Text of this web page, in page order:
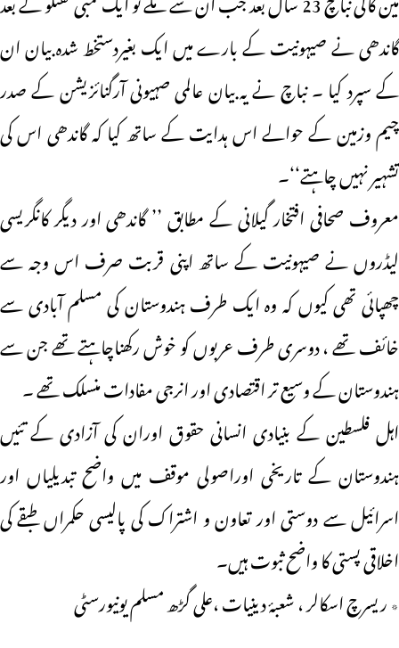
گاندھی نے صیہونیت کے بارے میں ایک بغیردستخط شدہ بیان ان
کے سپرد کیا ۔ نباچ نے یہ بیان عالمی صہیونی آرگنائزیشن کے صدر
چیم وزمین کے حوالے اس ہدایت کے ساتھ کیا کہ گاندھی اس کی
تشہیر نہیں چاہتے‘‘۔
معروف صحافی افتخار گیلانی کے مطابق ’’ گاندھی اور دیگر کانگریسی
لیڈروں نے صیہونیت کے ساتھ اپنی قربت صرف اس وجہ سے
چھپائی تھی کیوں کہ وہ ایک طرف ہندوستان کی مسلم آبادی سے
خائف تھے ، دوسری طرف عربوں کو خوش رکھناچاہتے تھے جن سے
ہندوستان کے وسیع تر اقتصادی اور انرجی مفادات منسلک تھے ۔
اہل فلسطین کے بنیادی انسانی حقوق اوران کی آزادی کے تئیں
ہندوستان کے تاریخی اوراصولی موقف میں واضح تبدیلیاں اور
اسرائیل سے دوستی اور تعاون و اشتراک کی پالیسی حکمراں طبقے کی
اخلاقی پستی کا واضح ثبوت ہیں۔
٭ ریسرچ اسکالر ، شعبۂ دینیات ،علی گڑھ مسلم یونیورسٹی